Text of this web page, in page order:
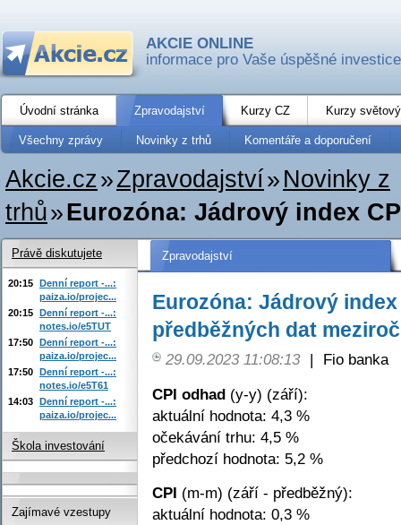
AKCIE ONLINE
informace pro Vaše úspěšné investice
Úvodní stránka Zpravodajství Kurzy CZ Kurzy
Všechny zprávy Novinky z trhů Komentáře a doporučení
Akcie.cz»Zpravodajství» Novinky z
trhů»Eurozóna: Jádrový index
Zpravodajství
Eurozóna: Jádrový index
předběžných dat
29.09.2023 11:08:13 |
Fio banka
CPI odhad (y-y) (září):
aktuální hodnota: 4,3 %
očekávání trhu: 4,5 %
předchozí hodnota: 5,2 %
CPI (m-m) (září - předběžný):
aktuální hodnota: 0,3 %
Právě diskutujete
20:15 Denní report -...:
paiza.io/projec...
20:15 Denní report -...:
notes.io/e5TUT
17:50 Denní report -...:
paiza.io/projec...
17:50 Denní report -...:
notes.io/e5T61
14:03 Denní report -...:
paiza.io/projec...
Škola investování
Zajímavé vzestupy